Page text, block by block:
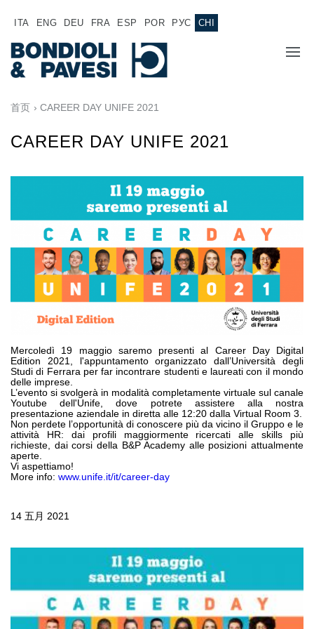
ITA ENG DEU FRA ESP POR РУС CHI
主页
产品
诚聘英才
文件
专为 Bondioli & Pavesi 制造的齿轮变速箱
平行轴齿轮变速箱
特殊应用齿轮变速箱
标准泵驱动
齿轮泵和马达
开路式轴向柱塞泵
Motori elettrici brushless - Serie MS
径向活塞电机
专为 Bondioli & Pavesi 制造 的内齿轮油泵和滚切式马达
联轴器系统
控制
液压集成回路
过滤阀
服控制器
控制系统的电子元件
热交换
首页 › CAREER DAY UNIFE 2021
CAREER DAY UNIFE 2021
Mercoledì 19 maggio saremo presenti al Career Day Digital
Edition 2021, l'appuntamento organizzato dall’Università degli
Studi di Ferrara per far incontrare studenti e laureati con il mondo
delle imprese.
L’evento si svolgerà in modalità completamente virtuale sul canale
Youtube dell'Unife, dove potrete assistere alla nostra
presentazione aziendale in diretta alle 12:20 dalla Virtual Room 3.
Non perdete l’opportunità di conoscere più da vicino il Gruppo e le
attività HR: dai profili maggiormente ricercati alle skills più
richieste, dai corsi della B&P Academy alle posizioni attualmente
aperte.
Vi aspettiamo!
More info: www.unife.it/it/career-day
14 五月 2021